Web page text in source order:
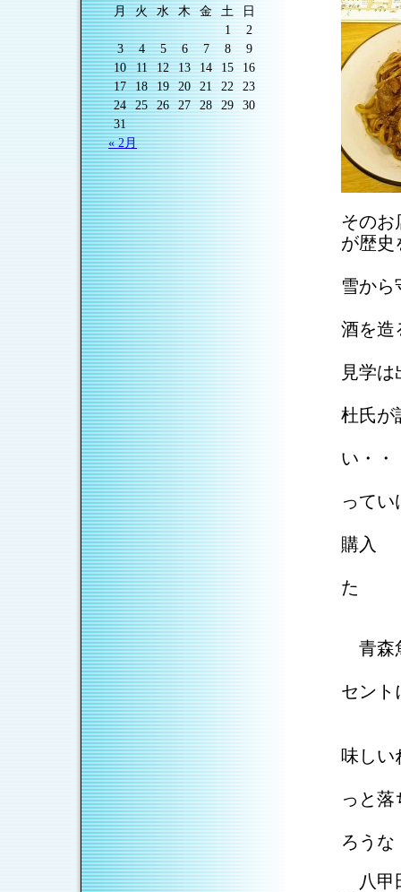
月
火 水 木 金 土
日
1
2
3
4 5 6 7 8
9
10
11 12 13 14 15
16
17
18 19 20 21 22
23
24
25 26 27 28 29
30
31
« 2月
その
が歴史
雪から
酒を造
見学
杜氏が
い・・
ってい
購入
た
青森
セント
味しい
っと
ろうな
八甲